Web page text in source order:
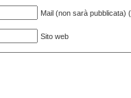
Mail (non sarà pubblicata)
Sito web